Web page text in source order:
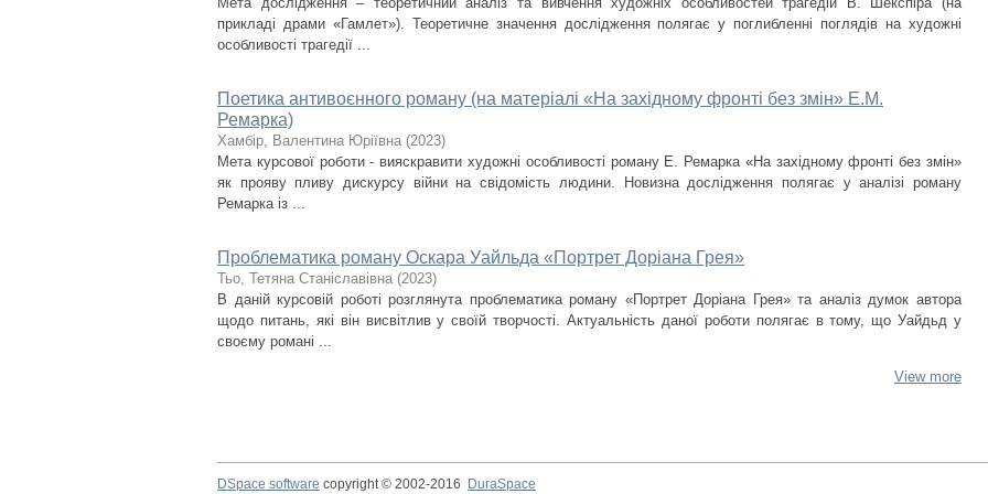
прикладі драми «Гамлет»). Теоретичне значення дослідження полягає у поглибленні поглядів на художні
особливості трагедії ...
Поетика антивоєнного роману (на матеріалі «На західному фронті без змін» Е.М.
Ремарка)
Хамбір, Валентина Юріївна (2023)
Мета курсової роботи - вияскравити художні особливості роману Е. Ремарка «На західному фронті без змін»
як прояву пливу дискурсу війни на свідомість людини. Новизна дослідження полягає у аналізі роману
Ремарка із ...
Проблематика роману Оскара Уайльда «Портрет Доріана Грея»
Тьо, Тетяна Станіславівна (2023)
В даній курсовій роботі розглянута проблематика роману «Портрет Доріана Грея» та аналіз думок автора
щодо питань, які він висвітлив у своїй творчості. Актуальність даної роботи полягає в тому, що Уайдьд у
своєму романі ...
View more
DSpace software copyright © 2002-2016 DuraSpace